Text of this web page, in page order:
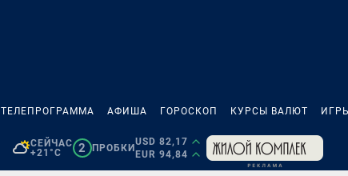
ТЕЛЕПРОГРАММА АФИША ГОРОСКОП КУРСЫ ВАЛЮТ
СЕЙЧАС
+21°C
2 ПРОБКИ
USD 82,17
EUR 94,84